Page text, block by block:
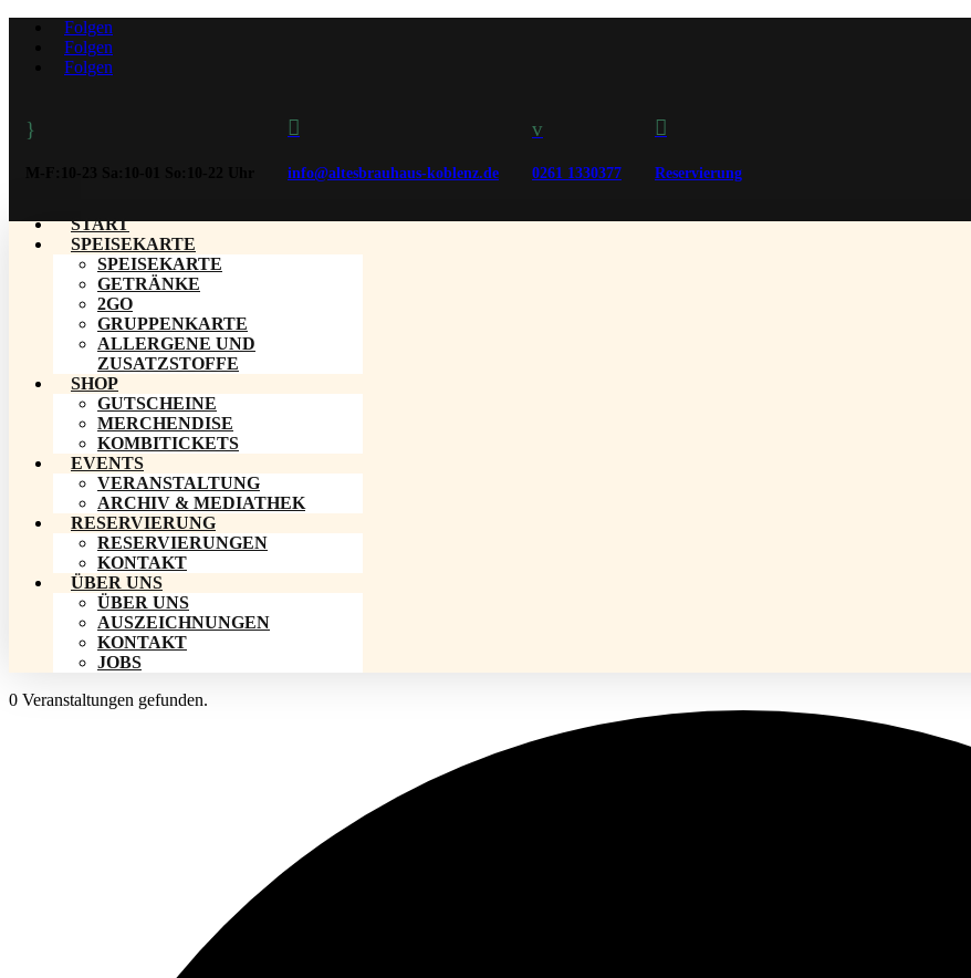
Folgen
Folgen
Folgen
} 
info@altesbrauhaus-koblenz.de
v
0261 1330377

Reservierung
START
SPEISEKARTE
SPEISEKARTE
GETRÄNKE
2GO
GRUPPENKARTE
ALLERGENE UND
ZUSATZSTOFFE
SHOP
GUTSCHEINE
MERCHENDISE
KOMBITICKETS
EVENTS
VERANSTALTUNG
ARCHIV & MEDIATHEK
RESERVIERUNG
RESERVIERUNGEN
KONTAKT
ÜBER UNS
ÜBER UNS
AUSZEICHNUNGEN
KONTAKT
JOBS
0 Veranstaltungen gefunden.